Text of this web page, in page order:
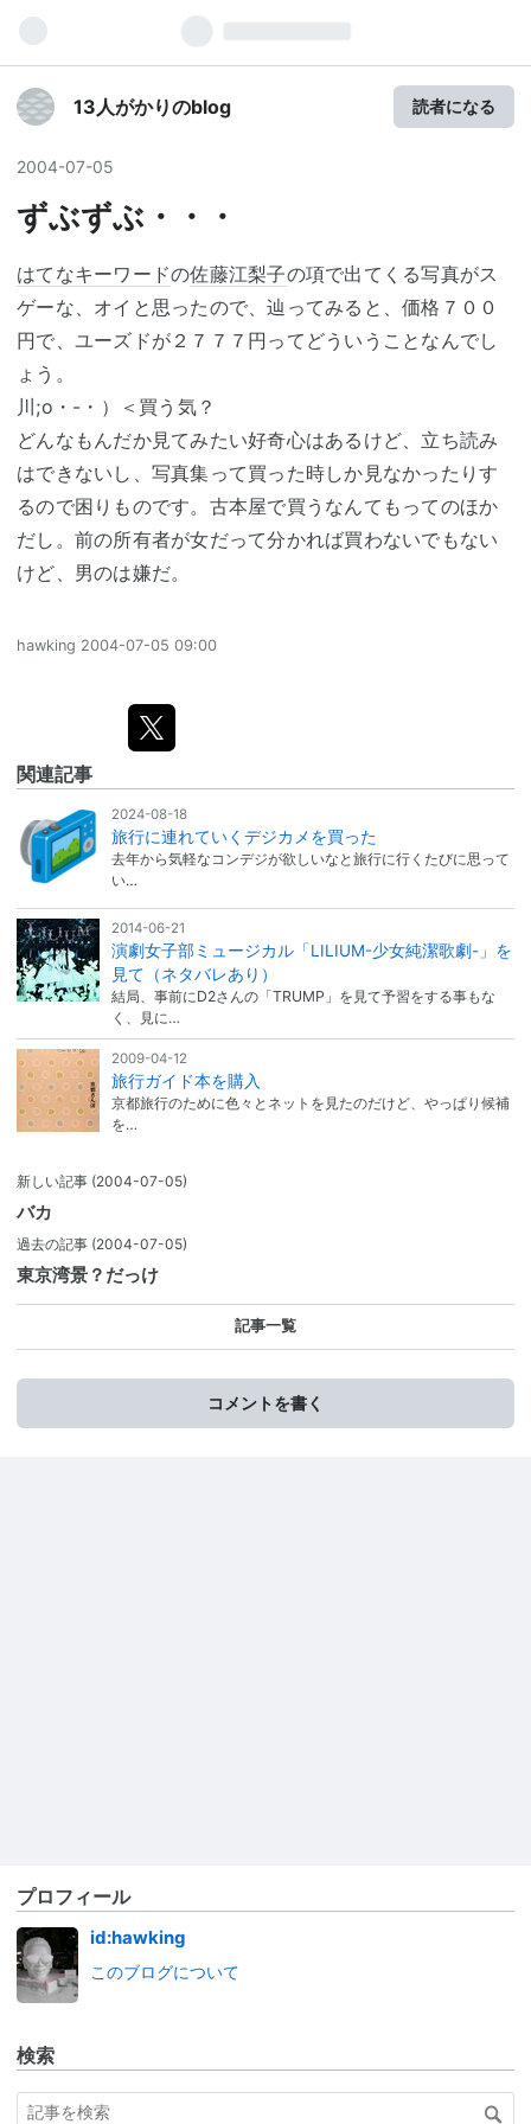
13人がかりのblog 読者になる
2004-07-05
ずぶずぶ・・・
はてなキーワードの佐藤江梨子の項で出てくる写真がス
ゲーな、オイと思ったので、辿ってみると、価格７００
円で、ユーズドが２７７７円ってどういうことなんでし
ょう。
川;o・-・）＜買う気？
どんなもんだか見てみたい好奇心はあるけど、立ち読み
はできないし、写真集って買った時しか見なかったりす
るので困りものです。古本屋で買うなんてもってのほか
だし。前の所有者が女だって分かれば買わないでもない
けど、男のは嫌だ。
hawking 2004-07-05 09:00
関連記事
2024-08-18
旅行に連れていくデジカメを買った
去年から気軽なコンデジが欲しいなと旅行に行くたびに思って
い…
2014-06-21
演劇女子部ミュージカル「LILIUM-少女純潔歌劇-」を
見て（ネタバレあり）
結局、事前にD2さんの「TRUMP」を見て予習をする事もな
く、見に…
2009-04-12
旅行ガイド本を購入
京都旅行のために色々とネットを見たのだけど、やっぱり候補
を…
新しい記事 (2004-07-05)
バカ
過去の記事 (2004-07-05)
東京湾景？だっけ
記事一覧
コメントを書く
プロフィール
id:hawking
このブログについて
検索